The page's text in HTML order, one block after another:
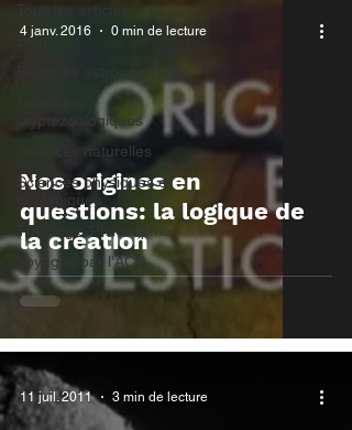
Tous les articles
Blog
cryptozoologiques
Sciences naturelles
Sciences physiques et
géologiques
Théologie/Philosophie
Voyages par l'ACS
Nos origines en
questions: la logique de
la création
4 janv. 2016 0 min de lecture
11 juil. 2011 3 min de lecture